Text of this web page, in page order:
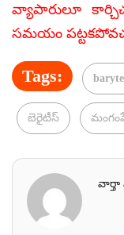
వ్యాపారులూ
సమయం
Tags:
బెరైటీస్
వార్తా